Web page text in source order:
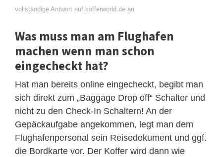
vollständige Antwort auf kofferworld.de an
Was muss man am Flughafen
machen wenn man schon
eingecheckt hat?
Hat man bereits online eingecheckt, begibt man
sich direkt zum „Baggage Drop off“ Schalter und
nicht zu den Check-In Schaltern! An der
Gepäckaufgabe angekommen, legt man dem
Flughafenpersonal sein Reisedokument und ggf.
die Bordkarte vor. Der Koffer wird dann wie